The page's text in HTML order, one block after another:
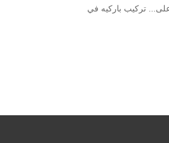
تركيب باركيه في